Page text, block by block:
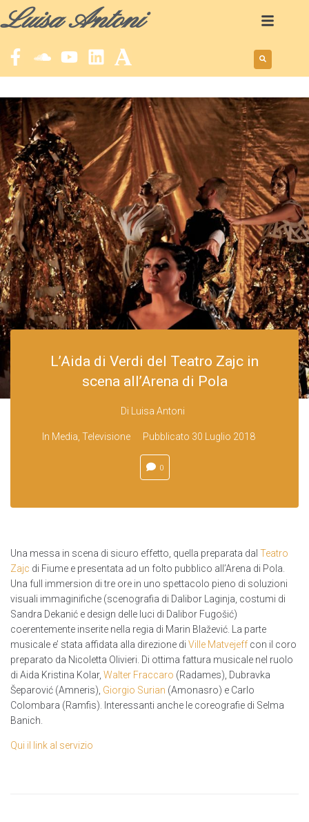
Luisa Antoni
L’Aida di Verdi del Teatro Zajc in
scena all’Arena di Pola
Di Luisa Antoni
In Media Televisione Pubblicato 30 Luglio 2018
0
Una messa in scena di sicuro effetto, quella preparata dal Teatro
Zajc di Fiume e presentata ad un folto pubblico all’Arena di Pola.
Una full immersion di tre ore in uno spettacolo pieno di soluzioni
visuali immaginifiche (scenografia di Dalibor Laginja, costumi di
Sandra Dekanić e design delle luci di Dalibor Fugošić)
coerentemente inserite nella regia di Marin Blažević. La parte
musicale e’ stata affidata alla direzione di Ville Matvejeff con il coro
preparato da Nicoletta Olivieri. Di ottima fattura musicale nel ruolo
di Aida Kristina Kolar, Walter Fraccaro (Radames), Dubravka
Šeparović (Amneris), Giorgio Surian (Amonasro) e Carlo
Colombara (Ramfis). Interessanti anche le coreografie di Selma
Banich.
Qui il link al servizio